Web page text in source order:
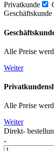
Privatkunde
Geschäftskunde
Alle Preise
Weiter
Alle Preise
Weiter
Direkt-
-